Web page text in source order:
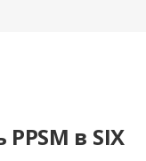
в SIX